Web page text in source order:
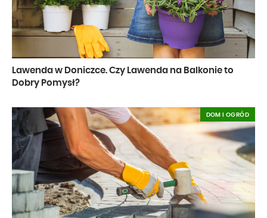
Lawenda w Doniczce. Czy Lawenda na Balkonie to
Dobry Pomysł?
DOM I OGRÓD